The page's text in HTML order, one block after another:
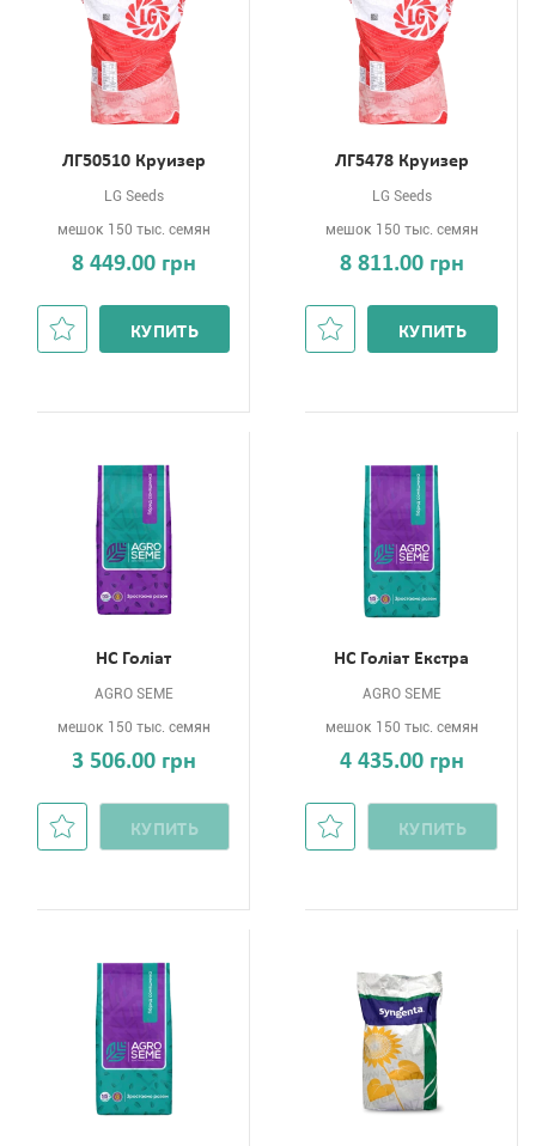
ЛГ50510 Круизер
LG Seeds
мешок 150 тыс. семян
8 449.00 грн
КУПИТЬ
ЛГ5478 Круизер
LG Seeds
мешок 150 тыс. семян
8 811.00 грн
КУПИТЬ
НС Голіат
AGRO SEME
мешок 150 тыс. семян
3 506.00 грн
КУПИТЬ
НС Голіат Екстра
AGRO SEME
мешок 150 тыс. семян
4 435.00 грн
КУПИТЬ